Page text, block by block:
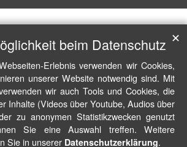
beim Datenschutz
Erlebnis verwenden wir Cookies,
unserer Website notwendig sind. Mit
wir auch Tools und Cookies, die
Inhalte (Videos über Youtube, Audios über
zu anonymen Statistikzwecken genutzt
Sie eine Auswahl treffen. Weitere
Sie in unserer Datenschutzerklärung.
✕